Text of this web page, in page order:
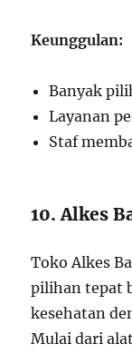
Keunggulan:
Banyak
Layanan
Staf
10. Alkes
Toko Alkes
pilihan tepat
kesehatan
Mulai dari